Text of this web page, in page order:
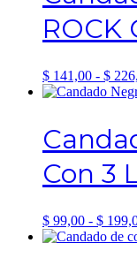
ROCK
$ 141,00 - $
Con 3
$ 99,00 - $